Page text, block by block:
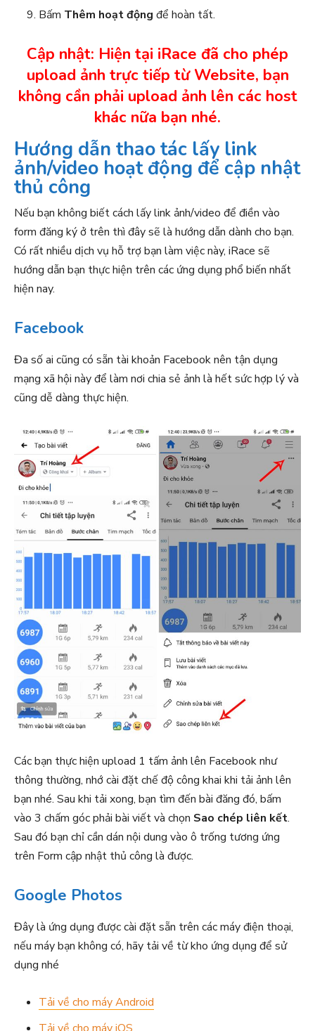
Bấm Thêm hoạt động để hoàn tất.
Cập nhật: Hiện tại iRace đã cho phép
upload ảnh trực tiếp từ Website, bạn
không cần phải upload ảnh lên các host
khác nữa bạn nhé.
Hướng dẫn thao tác lấy link
ảnh/video hoạt động để cập nhật
thủ công
Nếu bạn không biết cách lấy link ảnh/video để điền vào
form đăng ký ở trên thì đây sẽ là hướng dẫn dành cho bạn.
Có rất nhiều dịch vụ hỗ trợ bạn làm việc này, iRace sẽ
hướng dẫn bạn thực hiện trên các ứng dụng phổ biến nhất
hiện nay.
Facebook
Đa số ai cũng có sẵn tài khoản Facebook nên tận dụng
mạng xã hội này để làm nơi chia sẻ ảnh là hết sức hợp lý và
cũng dễ dàng thực hiện.
Các bạn thực hiện upload 1 tấm ảnh lên Facebook như
thông thường, nhớ cài đặt chế độ công khai khi tải ảnh lên
bạn nhé. Sau khi tải xong, bạn tìm đến bài đăng đó, bấm
vào 3 chấm góc phải bài viết và chọn Sao chép liên kết.
Sau đó bạn chỉ cần dán nội dung vào ô trống tương ứng
trên Form cập nhật thủ công là được.
Google Photos
Đây là ứng dụng được cài đặt sẵn trên các máy điện thoại,
nếu máy bạn không có, hãy tải về từ kho ứng dụng để sử
dụng nhé
Tải về cho máy Android